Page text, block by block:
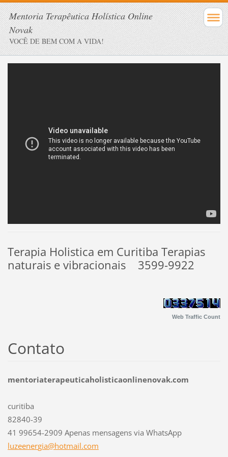
Mentoria Terapêutica Holística Online
Novak
VOCÊ DE BEM COM A VIDA!
Terapia Holistica em Curitiba Terapias
naturais e vibracionais 3599-9922
Web Traffic Count
Contato
mentoriaterapeuticaholisticaonlinenovak.com
curitiba
82840-39
41 99654-2909 Apenas mensagens via WhatsApp
luzeenergia@hotmail.com